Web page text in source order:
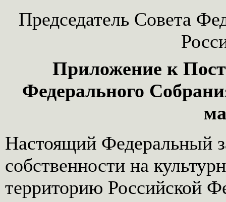
Председатель Совета
Приложение к
Федерального
Настоящий Федеральный
собственности на
территорию Российской